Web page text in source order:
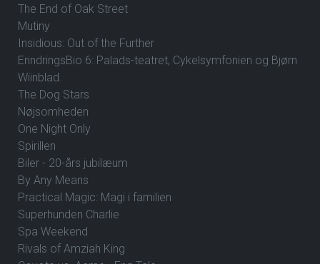
The End of Oak Street
Mutiny
Insidious: Out of the Further
ErindringsBio 6: Palads-teatret, Cykelsymfonien og Bjørn
Wiinblad.
The Dog Stars
Nøjsomheden
One Night Only
Spirillen
Biler - 20-års jubilæum
By Any Means
Practical Magic: Magi i familien
Superhunden Charlie
Spa Weekend
Rivals of Amziah King